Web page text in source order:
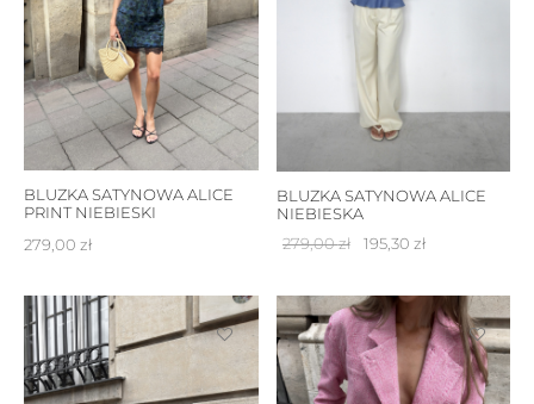
BLUZKA SATYNOWA ALICE
PRINT NIEBIESKI
279,00 zł
BLUZKA SATYNOWA ALICE
NIEBIESKA
279,00zł
Pierwotna
wynosiła:
279,00 zł.
195,30 zł
wynosi:
195,30 zł.